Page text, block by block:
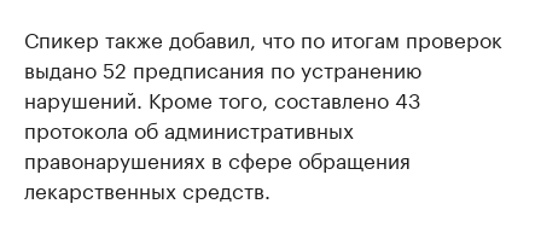
Спикер также добавил, что по итогам проверок
выдано 52 предписания по устранению
нарушений. Кроме того, составлено 43
протокола об административных
правонарушениях в сфере обращения
лекарственных средств.